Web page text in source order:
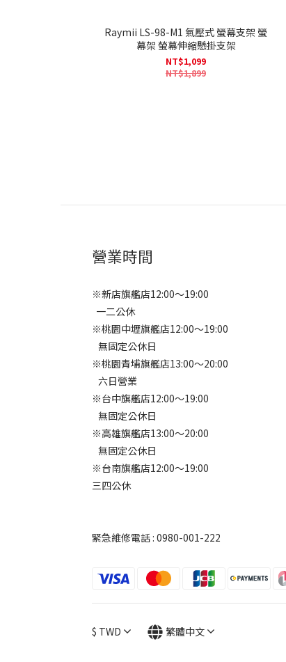
Raymii LS-98-M1 氣壓式 螢幕支架 螢
幕架 螢幕伸縮懸掛支架
NT$1,099
NT$1,899
營業時間
※新店旗艦店12:00～19:00
一二公休
※桃園中壢旗艦店12:00～19:00
無固定公休日
※桃園青埔旗艦店13:00～20:00
六日營業
※台中旗艦店12:00～19:00
無固定公休日
※高雄旗艦店13:00～20:00
無固定公休日
※台南旗艦店12:00～19:00
三四公休
緊急維修電話 : 0980-001-222
$ TWD 繁體中文